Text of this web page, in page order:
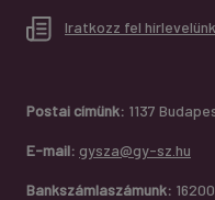
Iratkozz fel
Postai címünk: 1137
E-mail: gysza@gy-sz.hu
Bankszámlaszámunk: